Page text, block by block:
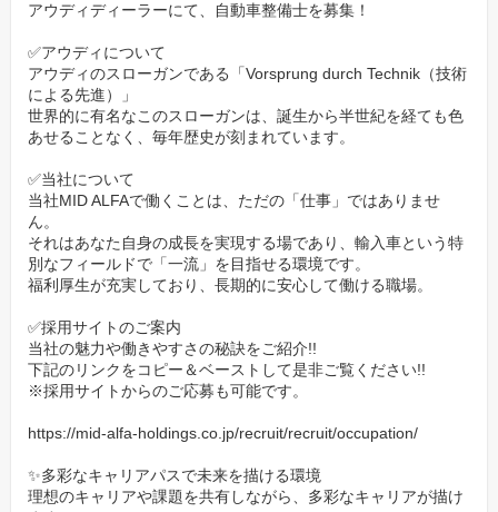
それでも、私たちの子どもやその次の世代には、ここが立派な森
へと戻っていることを願い活動を続けています。
北海道日本ハムファイターズのオフィシャルスポンサ
ー
ーズを応援しています。
熱狂的なファンの社員も在籍。
特別な体験を支えるための環境
仕事はお金を稼ぐ手段だけではありません。
仕事は人生を豊かにし、新しい価値観や感動をもたらす「人生の
一部」と考えています。
アウディディーラーにて、自動車整備士を募集！
✅アウディについて
アウディのスローガンである「Vorsprung durch Technik（技術
による先進）」
世界的に有名なこのスローガンは、誕生から半世紀を経ても色
あせることなく、毎年歴史が刻まれています。
✅当社について
当社MID ALFAで働くことは、ただの「仕事」ではありませ
ん。
それはあなた自身の成長を実現する場であり、輸入車という特
別なフィールドで「一流」を目指せる環境です。
福利厚生が充実しており、長期的に安心して働ける職場。
✅採用サイトのご案内
当社の魅力や働きやすさの秘訣をご紹介!!
下記のリンクをコピー＆ベーストして是非ご覧ください!!
※採用サイトからのご応募も可能です。
https://mid-alfa-holdings.co.jp/recruit/recruit/occupation/
✨多彩なキャリアパスで未来を描ける環境
理想のキャリアや課題を共有しながら、多彩なキャリアが描け